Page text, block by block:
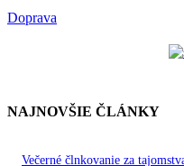
Doprava
NAJNOVŠIE ČLÁNKY
Večerné člnkovanie za